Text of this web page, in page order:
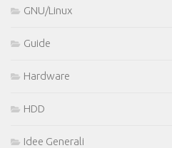
GNU/Linux
Guide
Hardware
HDD
Idee Generali